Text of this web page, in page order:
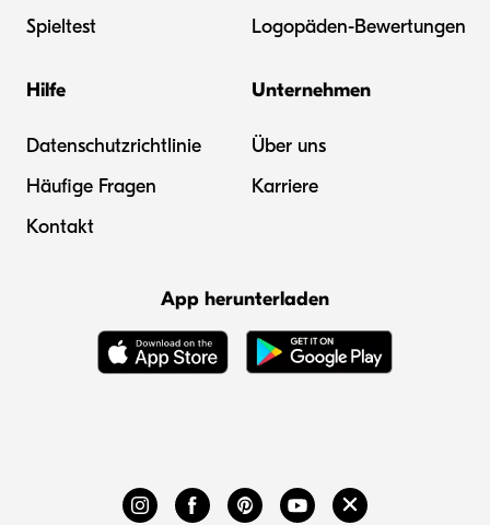
Spieltest
Logopäden-Bewertungen
Hilfe
Datenschutzrichtlinie
Häufige Fragen
Kontakt
Unternehmen
Über uns
Karriere
App herunterladen